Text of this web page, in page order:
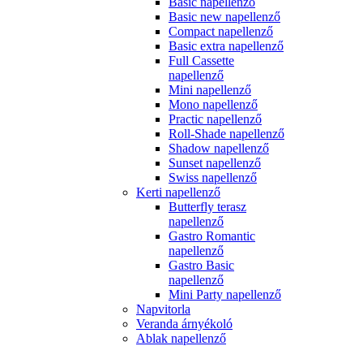
Basic new napellenző
Compact napellenző
Basic extra napellenző
Full Cassette
napellenző
Mini napellenző
Mono napellenző
Practic napellenző
Roll-Shade napellenző
Shadow napellenző
Sunset napellenző
Swiss napellenző
Kerti napellenző
Butterfly terasz
napellenző
Gastro Romantic
napellenző
Gastro Basic
napellenző
Mini Party napellenző
Napvitorla
Veranda árnyékoló
Ablak napellenző